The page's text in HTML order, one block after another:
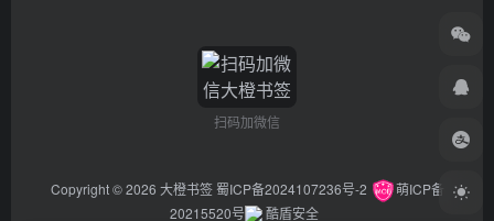
扫码加微信
Copyright © 2026 大橙书签 蜀ICP备2024107236号-2
萌ICP备
20215520号
酷盾安全